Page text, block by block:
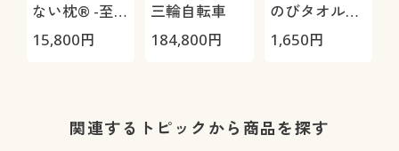
ない枕® -至
極-
15,800円
三輪自転車
184,800円
のびタオル地
枕カバー
1,650円
関連するトピックから商品を探す